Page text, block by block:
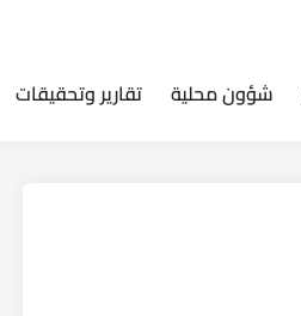
شؤون محلية تقارير وتحقيقات